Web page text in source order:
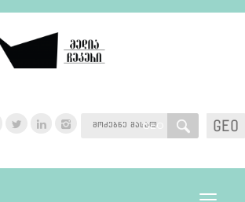
GEO
GEO
Toggle